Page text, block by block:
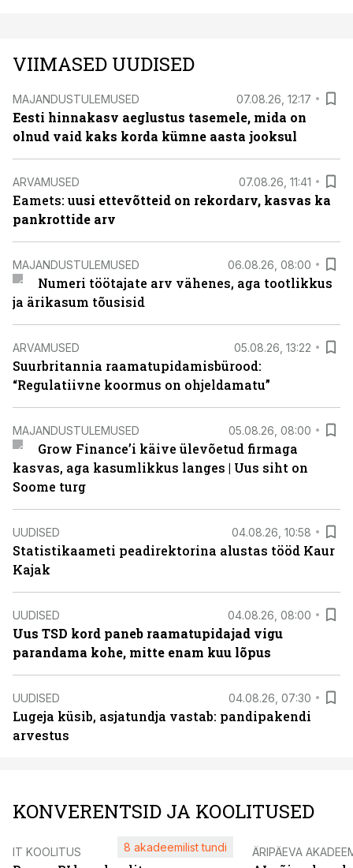
VIIMASED UUDISED
MAJANDUSTULEMUSED 07.08.26, 12:17
Eesti hinnakasv aeglustus tasemele, mida on
olnud vaid kaks korda kümne aasta jooksul
ARVAMUSED 07.08.26, 11:41
Eamets: uusi ettevõtteid on rekordarv, kasvas ka
pankrottide arv
MAJANDUSTULEMUSED 06.08.26, 08:00
Numeri töötajate arv vähenes, aga tootlikkus
ja ärikasum tõusisid
ARVAMUSED 05.08.26, 13:22
Suurbritannia raamatupidamisbürood:
“Regulatiivne koormus on ohjeldamatu”
MAJANDUSTULEMUSED 05.08.26, 08:00
Grow Finance’i käive ülevõetud firmaga
kasvas, aga kasumlikkus langes | Uus siht on
Soome turg
UUDISED 04.08.26, 10:58
Statistikaameti peadirektorina alustas tööd Kaur
Kajak
UUDISED 04.08.26, 08:00
Uus TSD kord paneb raamatupidajad vigu
parandama kohe, mitte enam kuu lõpus
UUDISED 04.08.26, 07:30
Lugeja küsib, asjatundja vastab: pandipakendi
arvestus
KONVERENTSID JA KOOLITUSED
IT KOOLITUS 8 akadeemilist tundi ÄRIPÄEVA